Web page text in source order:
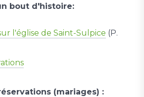
bout d'histoire:
l'église de Saint-Sulpice (P.
(mariages) :